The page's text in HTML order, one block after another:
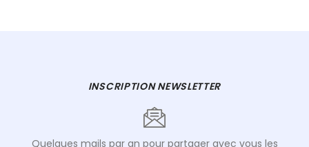
INSCRIPTION NEWSLETTER
Quelques mails par an pour partager avec vous les